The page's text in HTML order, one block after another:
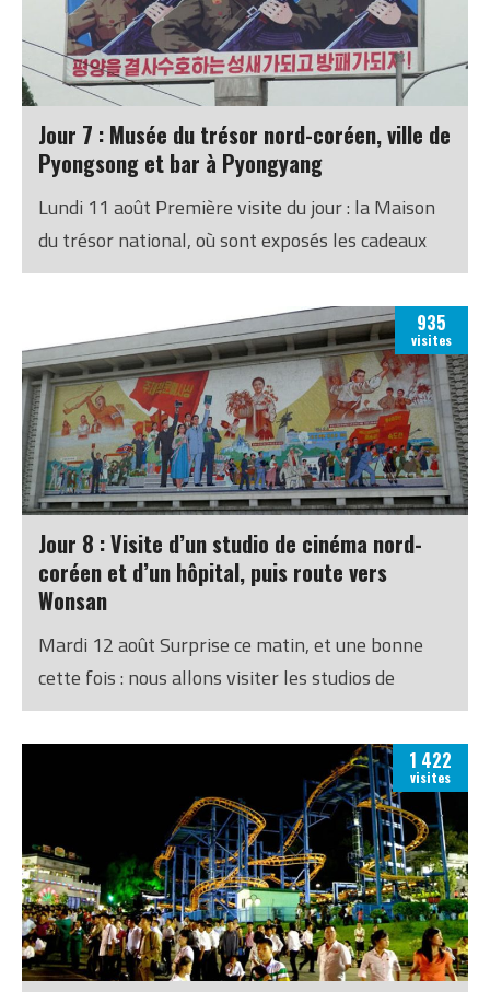
quelques jours….
Jour 7 : Musée du trésor nord-coréen, ville de
Pyongsong et bar à Pyongyang
Lundi 11 août Première visite du jour : la Maison
du trésor national, où sont exposés les cadeaux
offerts aux trois Kim par les Coréens du nord, du
935
visites
Jour 8 : Visite d’un studio de cinéma nord-
coréen et d’un hôpital, puis route vers
Wonsan
Mardi 12 août Surprise ce matin, et une bonne
cette fois : nous allons visiter les studios de
cinéma de l’Etat ! Ils ont été établis en 1946 par
Kim Il Sung et ont produit leur premier film en
1949. Depuis, plus d’un millier de films ont été
produits, nous assure-t-on.
1 422
visites